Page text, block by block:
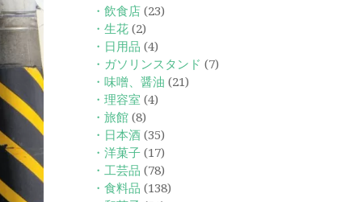
・飲食店(23)
・生花(2)
・日用品 (4)
・ガソリンスタンド (7)
・味噌、醤油 (21)
・理容室 (4)
・旅館(8)
・日本酒(35)
・洋菓子(17)
・工芸品 (78)
・食料品 (138)